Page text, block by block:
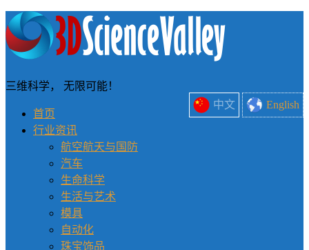
中文 English
三维科学， 无限可能！
首页
行业资讯
航空航天与国防
汽车
生命科学
生活与艺术
模具
自动化
珠宝饰品